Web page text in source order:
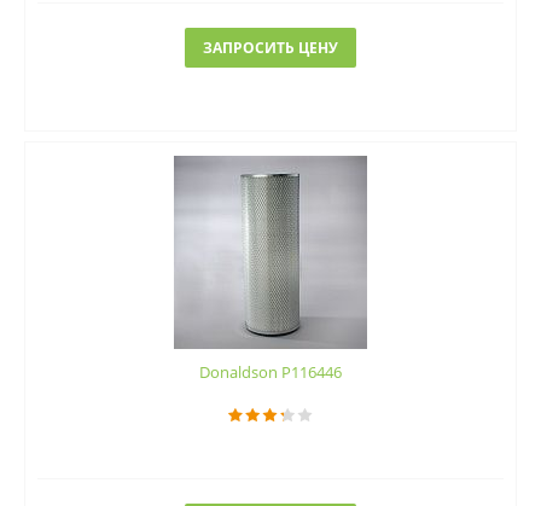
ЗАПРОСИТЬ ЦЕНУ
Donaldson P116446